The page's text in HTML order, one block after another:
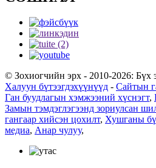
© Зохиогчийн эрх - 2010-2026: Бүх
Халуун бүтээгдэхүүнүүд - Сайтын
Ган буудлагын хэмжээний хүснэгт,
Замын тэмдэглэгээнд зориулсан
гангаар хийсэн цохилт, Хушганы
медиа, Анар чулуу,